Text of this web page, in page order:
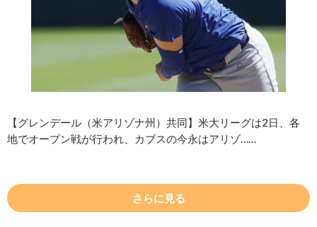
【グレンデール（米アリゾナ州）共同】米大リーグは2日、各
地でオープン戦が行われ、カブスの今永はアリゾ……
さらに見る